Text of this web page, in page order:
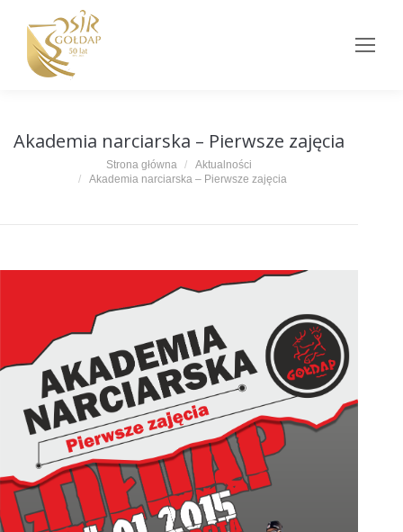
Akademia narciarska – Pierwsze zajęcia
Strona główna
Aktualności
Akademia narciarska – Pierwsze zajęcia